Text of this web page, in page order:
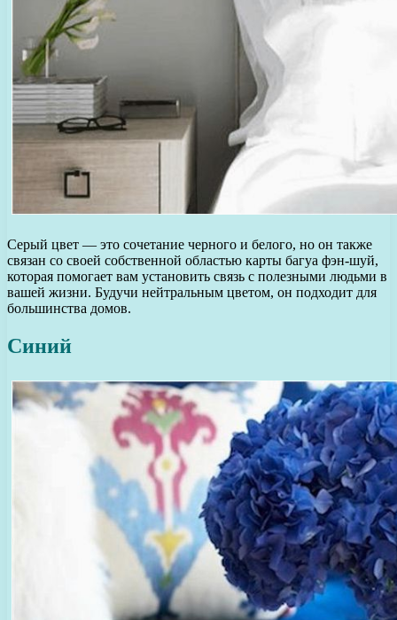
Серый цвет — это сочетание черного и белого, но он также
связан со своей собственной областью карты багуа фэн-шуй,
которая помогает вам установить связь с полезными людьми в
вашей жизни. Будучи нейтральным цветом, он подходит для
большинства домов.
Синий